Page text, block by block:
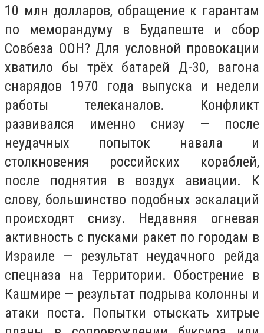
10 млн долларов, обращение к гарантам
по меморандуму в Будапеште и сбор
Совбеза ООН? Для условной провокации
хватило бы трёх батарей Д-30, вагона
снарядов 1970 года выпуска и недели
работы телеканалов. Конфликт
развивался именно снизу — после
неудачных попыток навала и
столкновения российских кораблей,
после поднятия в воздух авиации. К
слову, большинство подобных эскалаций
происходят снизу. Недавняя огневая
активность с пусками ракет по городам в
Израиле — результат неудачного рейда
спецназа на Территории. Обострение в
Кашмире — результат подрыва колонны и
атаки поста. Попытки отыскать хитрые